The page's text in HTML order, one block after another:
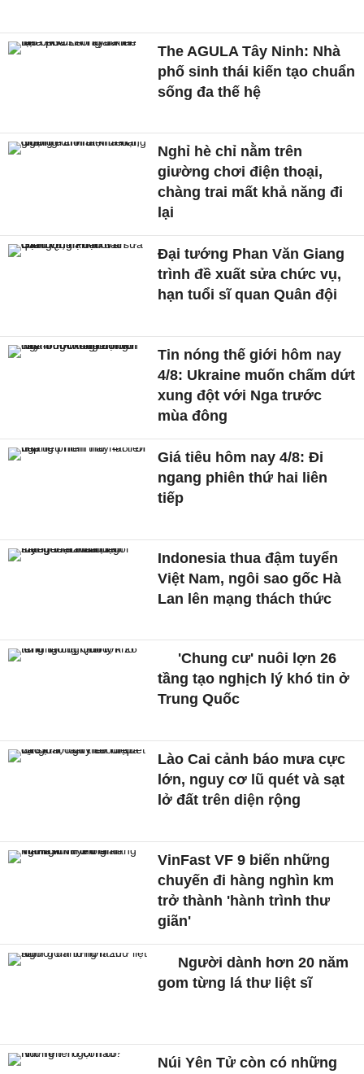
The AGULA Tây Ninh: Nhà
phố sinh thái kiến tạo chuẩn
sống đa thế hệ
Nghỉ hè chỉ nằm trên
giường chơi điện thoại,
chàng trai mất khả năng đi
lại
Đại tướng Phan Văn Giang
trình đề xuất sửa chức vụ,
hạn tuổi sĩ quan Quân đội
Tin nóng thế giới hôm nay
4/8: Ukraine muốn chấm dứt
xung đột với Nga trước
mùa đông
Giá tiêu hôm nay 4/8: Đi
ngang phiên thứ hai liên
tiếp
Indonesia thua đậm tuyển
Việt Nam, ngôi sao gốc Hà
Lan lên mạng thách thức
'Chung cư' nuôi lợn 26
tầng tạo nghịch lý khó tin ở
Trung Quốc
Lào Cai cảnh báo mưa cực
lớn, nguy cơ lũ quét và sạt
lở đất trên diện rộng
VinFast VF 9 biến những
chuyến đi hàng nghìn km
trở thành 'hành trình thư
giãn'
Người dành hơn 20 năm
gom từng lá thư liệt sĩ
Núi Yên Tử còn có những